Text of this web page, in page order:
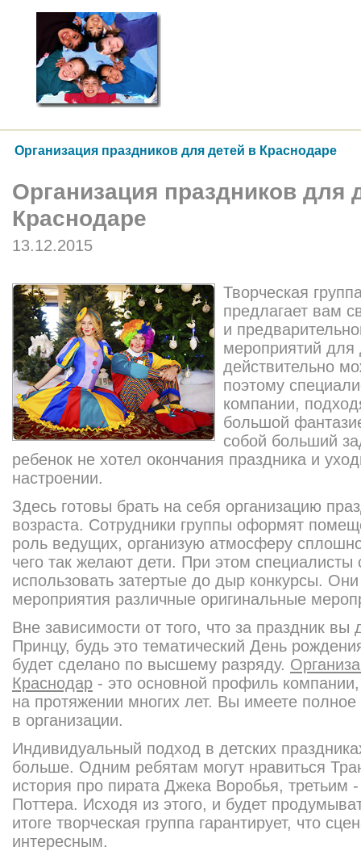
Организация праздников для детей в Краснодаре
Организация праздников для
Краснодаре
13.12.2015
Творческая
предлагает вам
и
мероприятий для
действительно
поэтому
компании,
большой
собой больший
ребенок не хотел окончания праздника и
настроении.
Здесь готовы брать на себя организацию
возраста. Сотрудники группы оформят
роль ведущих, организую атмосферу
чего так желают дети. При этом специалисты
использовать затертые до дыр конкурсы.
мероприятия различные оригинальные
Вне зависимости от того, что за праздник
Принцу, будь это тематический День
будет сделано по высшему разряду.
Краснодар - это основной профиль
на протяжении многих лет. Вы имеете
в организации.
Индивидуальный подход в детских
больше. Одним ребятам могут нравиться
история про пирата Джека Воробья, третьим
Поттера. Исходя из этого, и будет
итоге творческая группа гарантирует, что
интересным.